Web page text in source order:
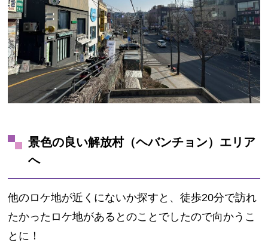
景色の良い解放村（ヘバンチョン）エリア
へ
他のロケ地が近くにないか探すと、徒歩20分で訪れ
たかったロケ地があるとのことでしたので向かうこ
とに！